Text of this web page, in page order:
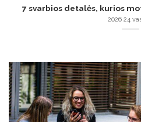
7 svarbios detalės, kurios
2026 24